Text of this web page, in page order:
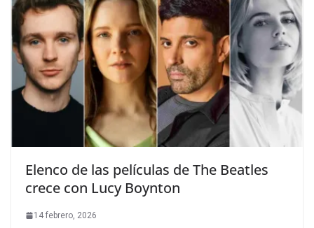
Elenco de las películas de The Beatles
crece con Lucy Boynton
14 febrero, 2026